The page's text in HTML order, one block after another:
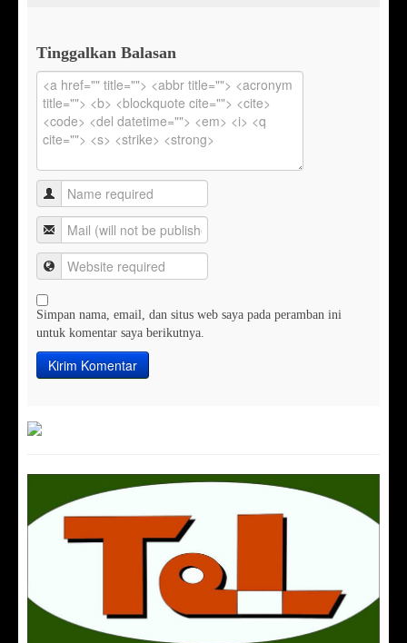
Tinggalkan Balasan
Simpan nama, email, dan situs web saya pada peramban ini
untuk komentar saya berikutnya.